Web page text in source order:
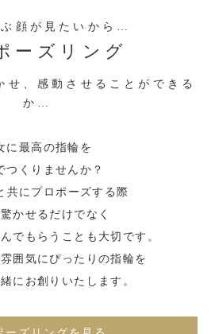
顔が見たいから…
ーズリング
せ、感動させることができる
か…
に最高の指輪を
つくりませんか？
共にプロポーズする際
かせるだけでなく
でもらうことも大切です。
囲気にぴったりの指輪を
にお創りいたします。